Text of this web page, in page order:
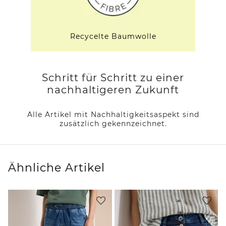
Recycelte Baumwolle
Schritt für Schritt zu einer
nachhaltigeren Zukunft
Alle Artikel mit Nachhaltigkeitsaspekt sind
zusätzlich gekennzeichnet.
Ähnliche Artikel